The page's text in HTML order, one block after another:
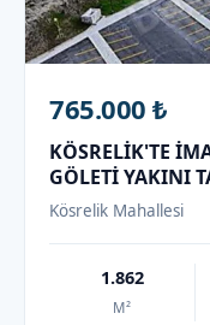
765.000 ₺
KÖSRELİK'TE
GÖLETİ YAKINI
Kösrelik Mahallesi
1.862
M²